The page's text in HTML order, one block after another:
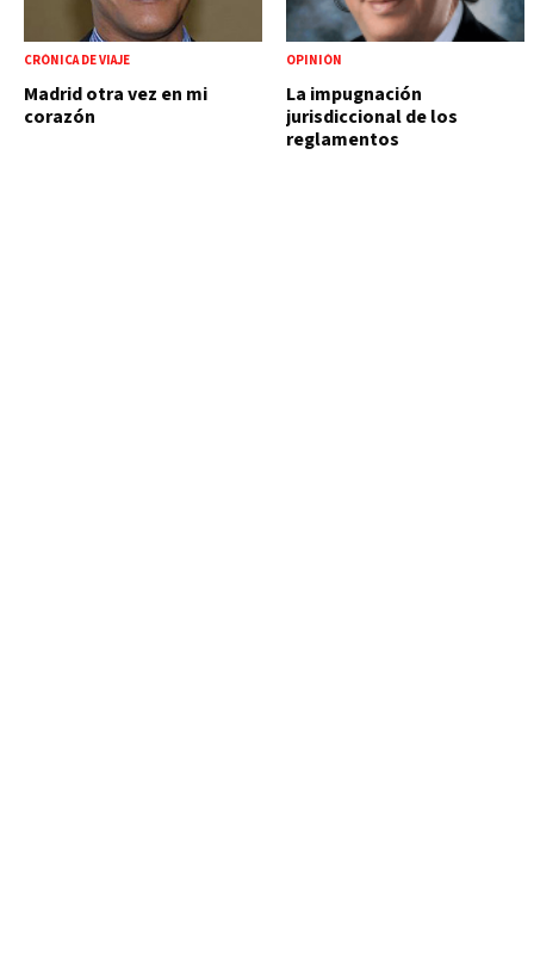
CRÓNICA DE VIAJE
Madrid otra vez en mi
corazón
OPINIÓN
La impugnación
jurisdiccional de los
reglamentos